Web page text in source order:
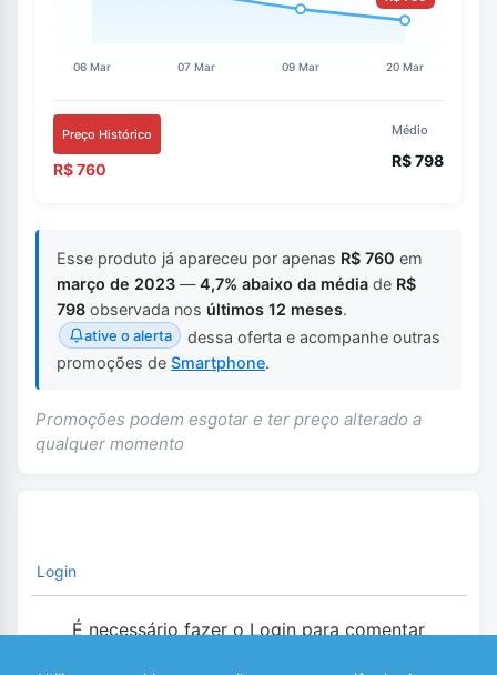
Preço Histórico
R$ 760
Médio
R$ 798
Esse produto já apareceu por apenas R$ 760 em
março de 2023 —4,7% abaixo da média de R$
798 observada nos últimos 12 meses.
ative o alerta
dessa oferta e acompanhe outras
promoções de Smartphone.
Promoções podem esgotar e ter preço alterado a
qualquer momento
Login
É necessário fazer o Login para comentar